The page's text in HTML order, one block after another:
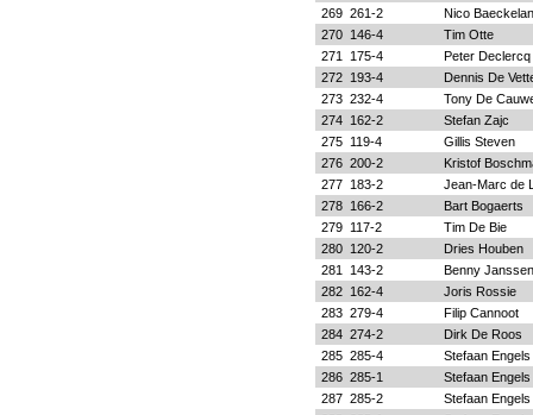
269 261-2
Nico
270 146-4
Tim Otte
271
175-4
Peter Declercq
272 193-4
Dennis De
273 232-4
Tony De
274 162-2
Stefan Zajc
275 119-4
Gillis Steven
276 200-2
Kristof
277 183-2
Jean-Marc de
278 166-2
Bart Bogaerts
279 117-2
Tim De Bie
280 120-2
Dries Houben
281
143-2
Benny
282 162-4
Joris Rossie
283 279-4
Filip Cannoot
284 274-2
Dirk De Roos
285 285-4
Stefaan Engels
286 285-1
Stefaan
287 285-2
Stefaan Engels